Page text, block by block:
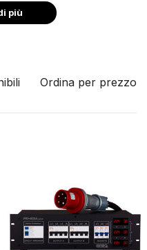
più
Ordina per prezzo